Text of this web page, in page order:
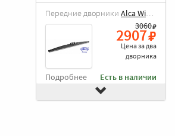
Передние дворники Alca Winter
3060
2907
Цена задва
дворника
Есть в наличии
Подробнее